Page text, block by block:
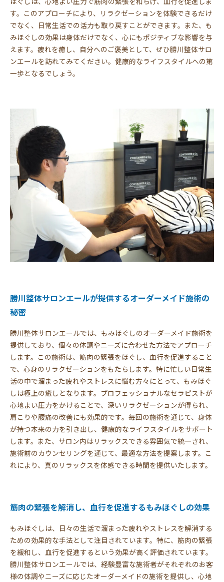
す。このアプローチにより、リラクゼーションを体験できるだけ
でなく、日常生活での活力も取り戻すことができます。また、も
みほぐしの効果は身体だけでなく、心にもポジティブな影響を与
えます。疲れを癒し、自分へのご褒美として、ぜひ勝川整体サロ
ンエールを訪れてみてください。健康的なライフスタイルへの第
一歩となるでしょう。
勝川整体サロンエールが提供するオーダーメイド施術の
秘密
勝川整体サロンエールでは、もみほぐしのオーダーメイド施術を
提供しており、個々の体調やニーズに合わせた方法でアプローチ
します。この施術は、筋肉の緊張をほぐし、血行を促進すること
で、心身のリラクゼーションをもたらします。特に忙しい日常生
活の中で溜まった疲れやストレスに悩む方々にとって、もみほぐ
しは極上の癒しとなります。プロフェッショナルなセラピストが
心地よい圧力をかけることで、深いリラクゼーションが得られ、
肩こりや腰痛の改善にも効果的です。毎回の施術を通じて、身体
が持つ本来の力を引き出し、健康的なライフスタイルをサポート
します。また、サロン内はリラックスできる雰囲気で統一され、
施術前のカウンセリングを通じて、最適な方法を提案します。こ
れにより、真のリラックスを体感できる時間を提供いたします。
筋肉の緊張を解消し、血行を促進するもみほぐしの効果
もみほぐしは、日々の生活で溜まった疲れやストレスを解消する
ための効果的な手法として注目されています。特に、筋肉の緊張
を緩和し、血行を促進するという効果が高く評価されています。
勝川整体サロンエールでは、経験豊富な施術者がそれぞれのお客
様の体調やニーズに応じたオーダーメイドの施術を提供し、心地